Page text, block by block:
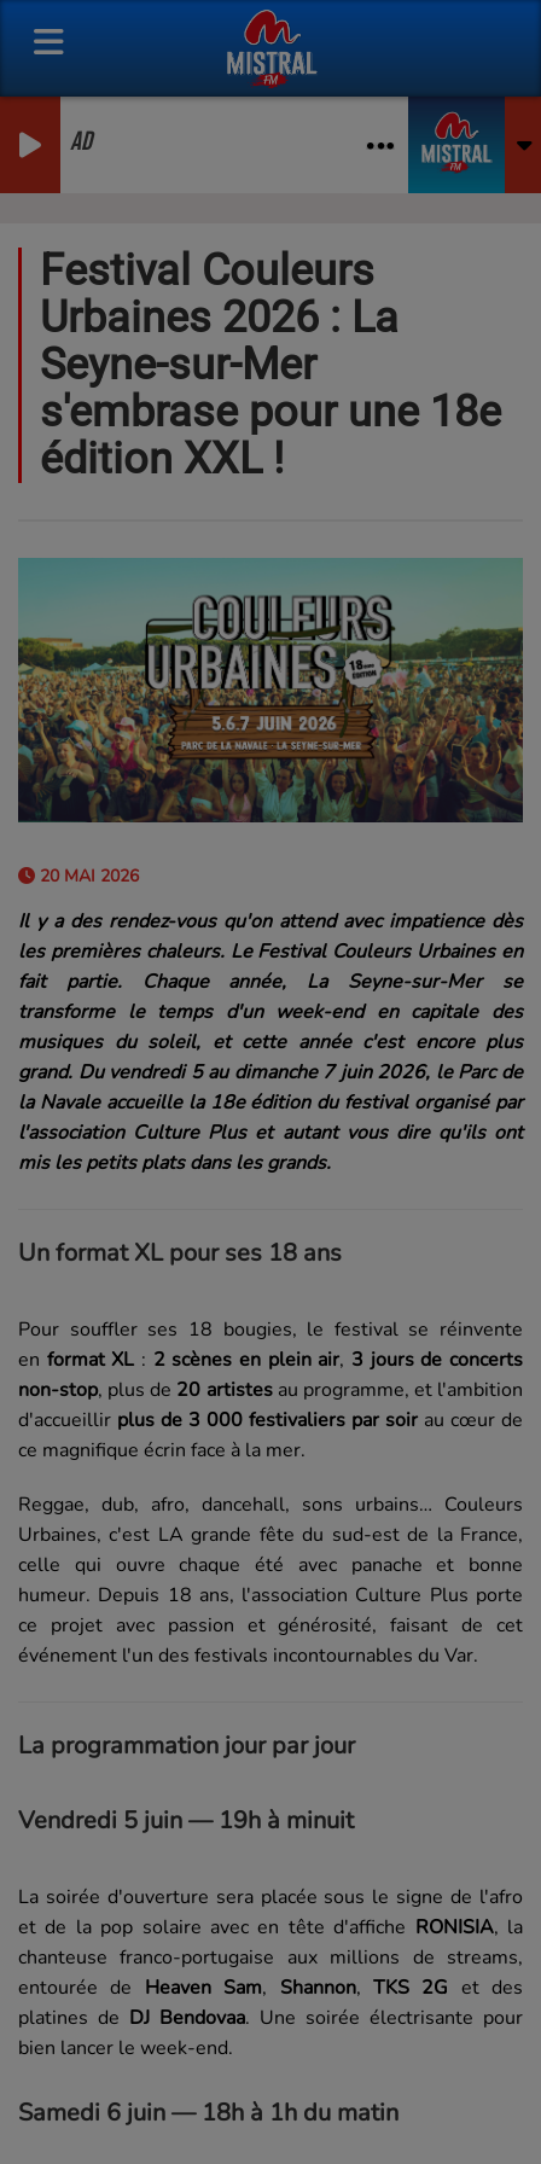
AD
Festival Couleurs
Urbaines 2026 : La
Seyne-sur-Mer
s'embrase pour une 18e
édition XXL !
20 MAI 2026
Il y a des rendez-vous qu'on attend avec impatience dès
les premières chaleurs. Le Festival Couleurs Urbaines en
fait partie. Chaque année, La Seyne-sur-Mer se
transforme le temps d'un week-end en capitale des
musiques du soleil, et cette année c'est encore plus
grand. Du vendredi 5 au dimanche 7 juin 2026, le Parc de
la Navale accueille la 18e édition du festival organisé par
l'association Culture Plus et autant vous dire qu'ils ont
mis les petits plats dans les grands.
Un format XL pour ses 18 ans
Pour souffler ses 18 bougies, le festival se réinvente
en format XL : 2 scènes en plein air, 3 jours de concerts
non-stop, plus de 20 artistes au programme, et l'ambition
d'accueillir plus de 3 000 festivaliers par soir au cœur de
ce magnifique écrin face à la mer.
Reggae, dub, afro, dancehall, sons urbains… Couleurs
Urbaines, c'est LA grande fête du sud-est de la France,
celle qui ouvre chaque été avec panache et bonne
humeur. Depuis 18 ans, l'association Culture Plus porte
ce projet avec passion et générosité, faisant de cet
événement l'un des festivals incontournables du Var.
La programmation jour par jour
Vendredi 5 juin — 19h à minuit
La soirée d'ouverture sera placée sous le signe de l'afro
et de la pop solaire avec en tête d'affiche RONISIA, la
chanteuse franco-portugaise aux millions de streams,
entourée de Heaven Sam, Shannon, TKS 2G et des
platines de DJ Bendovaa. Une soirée électrisante pour
bien lancer le week-end.
Samedi 6 juin — 18h à 1h du matin